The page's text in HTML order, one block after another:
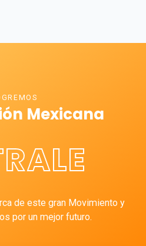
Mexicana
de este gran Movimiento y
por un mejor futuro.